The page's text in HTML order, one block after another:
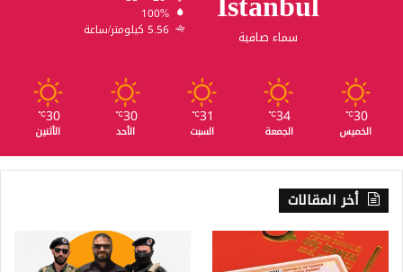
سماء صافية
100%
5.56 كيلومتر/ساعة
30
℃
الخميس
34
℃
الجمعة
31
℃
السبت
30
℃
الأحد
30
℃
الأثنين
أخر المقالات